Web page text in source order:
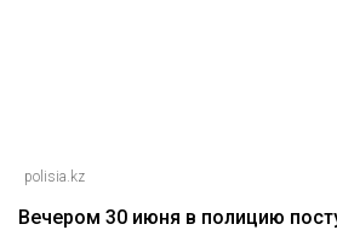
polisia.kz
Вечером 30 июня в полицию